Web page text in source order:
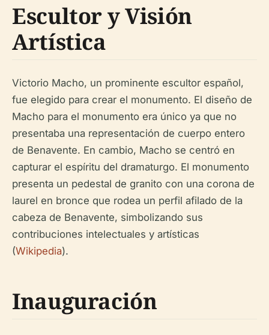
Escultor y Visión
Artística
Victorio Macho, un prominente escultor español,
fue elegido para crear el monumento. El diseño de
Macho para el monumento era único ya que no
presentaba una representación de cuerpo entero
de Benavente. En cambio, Macho se centró en
capturar el espíritu del dramaturgo. El monumento
presenta un pedestal de granito con una corona de
laurel en bronce que rodea un perfil afilado de la
cabeza de Benavente, simbolizando sus
contribuciones intelectuales y artísticas
(Wikipedia).
Inauguración